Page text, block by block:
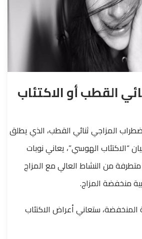
القطب أو الاكتئاب
المزاجي ثنائي القطب، الذي يطلق
“الاكتئاب الهوسي”، يعاني نوبات
متطرفة من النشاط العالي مع المزاج
منخفضة المزاج.
ستعاني أعراض الاكتئاب